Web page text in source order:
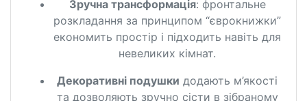
Зручна трансформація: фронтальне
розкладання за принципом “єврокнижки”
економить простір і підходить навіть для
невеликих кімнат.
Декоративні подушки додають м’якості
та дозволяють зручно сісти в зібраному